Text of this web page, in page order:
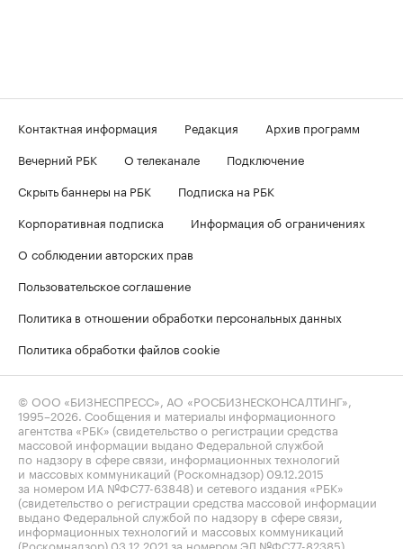
Контактная информация Редакция
Архив программ
Вечерний РБК
О телеканале
Подключение
Скрыть баннеры на РБК
Подписка на РБК
Корпоративная подписка
Информация об ограничениях
О соблюдении авторских прав
Пользовательское соглашение
Политика в отношении обработки персональных данных
Политика обработки файлов cookie
© ООО «БИЗНЕСПРЕСС», АО «РОСБИЗНЕСКОНСАЛТИНГ»,
1995–2026 . Сообщения и материалы информационного
агентства «РБК» (свидетельство о регистрации средства
массовой информации выдано Федеральной службой
по надзору в сфере связи, информационных технологий
и массовых коммуникаций (Роскомнадзор) 09.12.2015
за номером ИА №ФС77-63848) и сетевого издания «РБК»
(свидетельство о регистрации средства массовой информации
выдано Федеральной службой по надзору в сфере связи,
информационных технологий и массовых коммуникаций
(Роскомнадзор) 03.12.2021 за номером ЭЛ №ФС77-82385)